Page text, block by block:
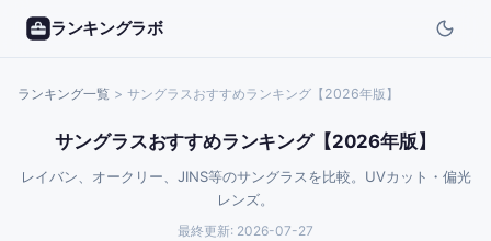
ランキングラボ
ランキング一覧 > サングラスおすすめランキング【2026年版】
サングラスおすすめランキング【2026年版】
レイバン、オークリー、JINS等のサングラスを比較。UVカット・偏光
レンズ。
最終更新: 2026-07-27